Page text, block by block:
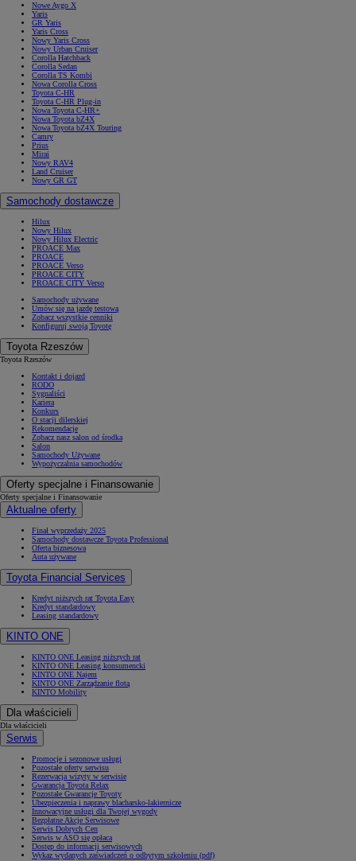
Nowe Aygo X
Yaris
GR Yaris
Yaris Cross
Nowy Yaris Cross
Nowy Urban Cruiser
Corolla Hatchback
Corolla Sedan
Corolla TS Kombi
Nowa Corolla Cross
Toyota C-HR
Toyota C-HR Plug-in
Nowa Toyota C-HR+
Nowa Toyota bZ4X
Nowa Toyota bZ4X Touring
Camry
Prius
Mirai
Nowy RAV4
Land Cruiser
Nowy GR GT
Samochody dostawcze
Hilux
Nowy Hilux
Nowy Hilux Electric
PROACE Max
PROACE
PROACE Verso
PROACE CITY
PROACE CITY Verso
Samochody używane
Umów się na jazdę testową
Zobacz wszystkie cenniki
Konfiguruj swoją Toyotę
Toyota Rzeszów
Toyota Rzeszów
Kontakt i dojazd
RODO
Sygnaliści
Kariera
Konkurs
O stacji dilerskiej
Rekomendacje
Zobacz nasz salon od środka
Salon
Samochody Używane
Wypożyczalnia samochodów
Oferty specjalne i Finansowanie
Oferty specjalne i Finansowanie
Aktualne oferty
Finał wyprzedaży 2025
Samochody dostawcze Toyota Professional
Oferta biznesowa
Auta używane
Toyota Financial Services
Kredyt niższych rat Toyota Easy
Kredyt standardowy
Leasing standardowy
KINTO ONE
KINTO ONE Leasing niższych rat
KINTO ONE Leasing konsumencki
KINTO ONE Najem
KINTO ONE Zarządzanie flotą
KINTO Mobility
Dla właścicieli
Dla właścicieli
Serwis
Promocje i sezonowe usługi
Pozostałe oferty serwisu
Rezerwacja wizyty w serwisie
Gwarancja Toyota Relax
Pozostałe Gwarancje Toyoty
Ubezpieczenia i naprawy blacharsko-lakiernicze
Innowacyjne usługi dla Twojej wygody
Bezpłatne Akcje Serwisowe
Serwis Dobrych Cen
Serwis w ASO się opłaca
Dostęp do informacji serwisowych
Wykaz wydanych zaświadczeń o odbytym szkoleniu (pdf)